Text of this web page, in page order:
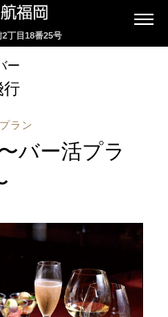
丁目18番25号
ー
行
ラン
バー活プラ
トランのお席の
おります
2F カフェレストラン
セリーナ
約
1161